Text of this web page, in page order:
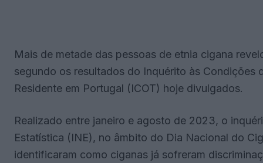
Mais de metade das pessoas de etnia cigana
segundo os resultados do Inquérito às Condições
Residente em Portugal (ICOT) hoje divulgados.
Realizado entre janeiro e agosto de 2023, o
Estatística (INE), no âmbito do Dia Nacional do
identificaram como ciganas já sofreram